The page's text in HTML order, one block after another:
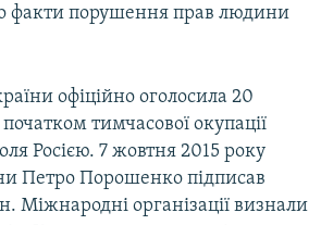
факти порушення прав людини
офіційно оголосила 20
тимчасової окупації
Росією. 7 жовтня 2015 року
Петро Порошенко підписав
Міжнародні організації визнали